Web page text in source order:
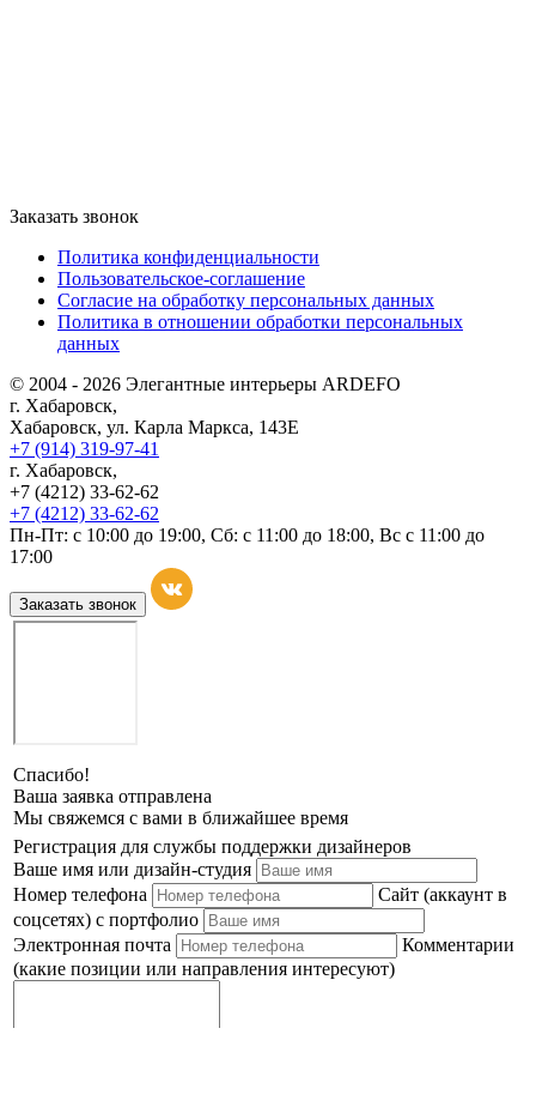
Заказать звонок
Политика конфиденциальности
Пользовательское-соглашение
Согласие на обработку персональных данных
Политика в отношении обработки персональных
данных
© 2004 - 2026 Элегантные интерьеры ARDEFO
г. Хабаровск,
Хабаровск, ул. Карла Маркса, 143Е
+7 (914) 319-97-41
г. Хабаровск,
+7 (4212) 33-62-62
+7 (4212) 33-62-62
Пн-Пт: с 10:00 до 19:00, Сб: с 11:00 до 18:00, Вс с 11:00 до
17:00
Заказать звонок
Спасибо!
Ваша заявка отправлена
Мы свяжемся с вами в ближайшее время
Регистрация для службы поддержки дизайнеров
Ваше имя или дизайн-студия
Номер телефона
Сайт (аккаунт в
соцсетях) с портфолио
Электронная почта
Комментарии
(какие позиции или направления интересуют)